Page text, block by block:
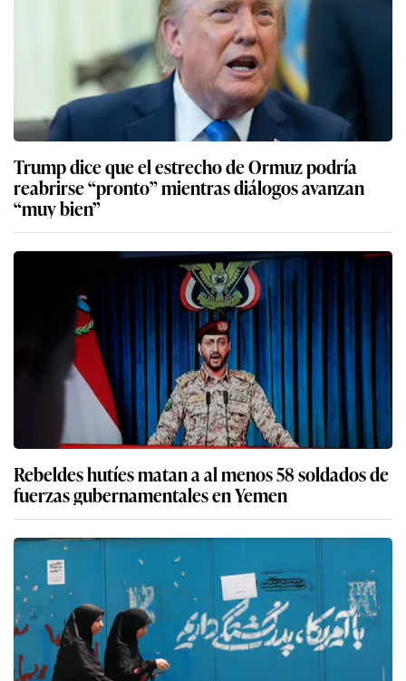
Trump dice que el estrecho de Ormuz podría
reabrirse “pronto” mientras diálogos avanzan
“muy bien”
Rebeldes hutíes matan a al menos 58 soldados de
fuerzas gubernamentales en Yemen